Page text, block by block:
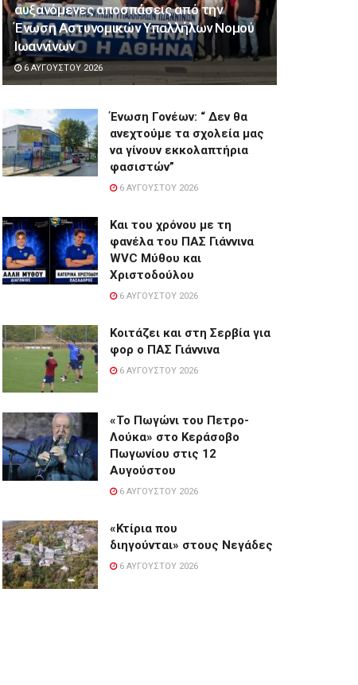
αυξανόμενες αποσπάσεις από την
Ένωση Αστυνομικών Υπαλλήλων Νομού
Ιωαννίνων
6 ΑΥΓΟΎΣΤΟΥ 2026
Ένωση Γονέων: “ Δεν θα
ανεχτούμε τα σχολεία μας
να γίνουν εκκολαπτήρια
φασιστών”
6 ΑΥΓΟΎΣΤΟΥ 2026
Και του χρόνου με τη
φανέλα του ΠΑΣ Γιάννινα
WVC Μύθου και
Χριστοδούλου
6 ΑΥΓΟΎΣΤΟΥ 2026
Κοιτάζει και στη Σερβία για
φορ ο ΠΑΣ Γιάννινα
6 ΑΥΓΟΎΣΤΟΥ 2026
«Το Πωγώνι του Πετρο-
Λούκα» στο Κεράσοβο
Πωγωνίου στις 12
Αυγούστου
6 ΑΥΓΟΎΣΤΟΥ 2026
«Κτίρια που
διηγούνται» στους Νεγάδες
6 ΑΥΓΟΎΣΤΟΥ 2026